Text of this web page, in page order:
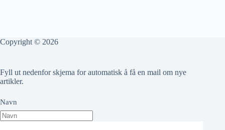
Copyright © 2026
Fyll ut nedenfor skjema for automatisk å få en mail om nye
artikler.
Navn